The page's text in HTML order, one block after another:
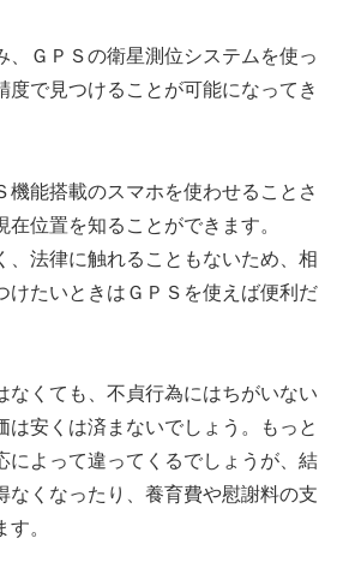
、ＧＰＳの衛星測位システムを使っ
度で見つけることが可能になってき
機能搭載のスマホを使わせることさ
在位置を知ることができます。
、法律に触れることもないため、相
けたいときはＧＰＳを使えば便利だ
なくても、不貞行為にはちがいない
は安くは済まないでしょう。もっと
によって違ってくるでしょうが、結
なくなったり、養育費や慰謝料の支
。